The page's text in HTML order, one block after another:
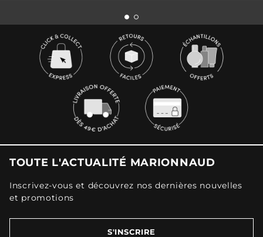
TOUTE L'ACTUALITÉ MARIONNAUD
Inscrivez-vous et découvrez nos dernières nouvelles
et promotions
S'INSCRIRE